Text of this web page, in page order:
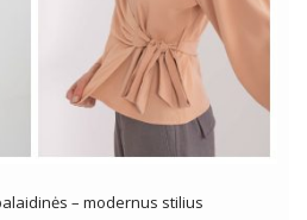
– modernus stilius